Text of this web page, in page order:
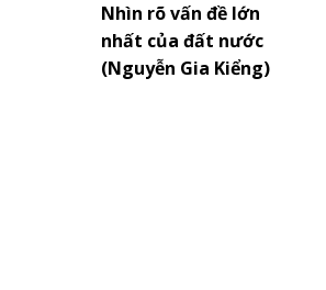
Nhìn rõ vấn đề lớn
nhất của đất nước
(Nguyễn Gia Kiểng)